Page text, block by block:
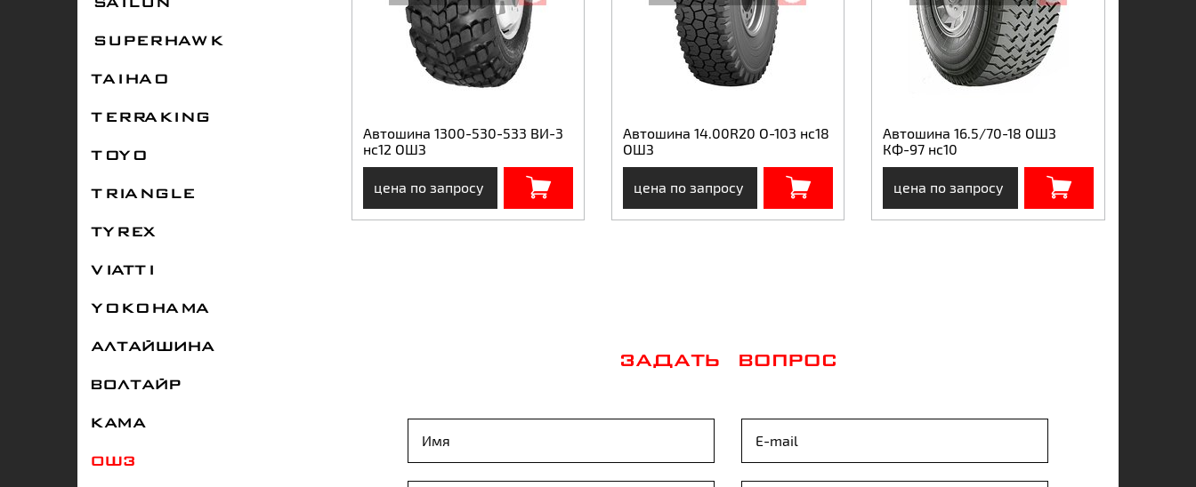
SAILUN
SUPERHAWK
TAIHAO
TERRAKING
TOYO
TRIANGLE
TYREX
VIATTI
YOKOHAMA
АЛТАЙШИНА
ВОЛТАЙР
КАМА
ОШЗ
Автошина 1300-530-533 ВИ-3
нс12 ОШЗ
цена по запросу
Автошина 14.00R20 О-103 нс18
ОШЗ
цена по запросу
Автошина 16.5/70-18 ОШЗ
КФ-97 нс10
цена по запросу
ЗАДАТЬ ВОПРОС